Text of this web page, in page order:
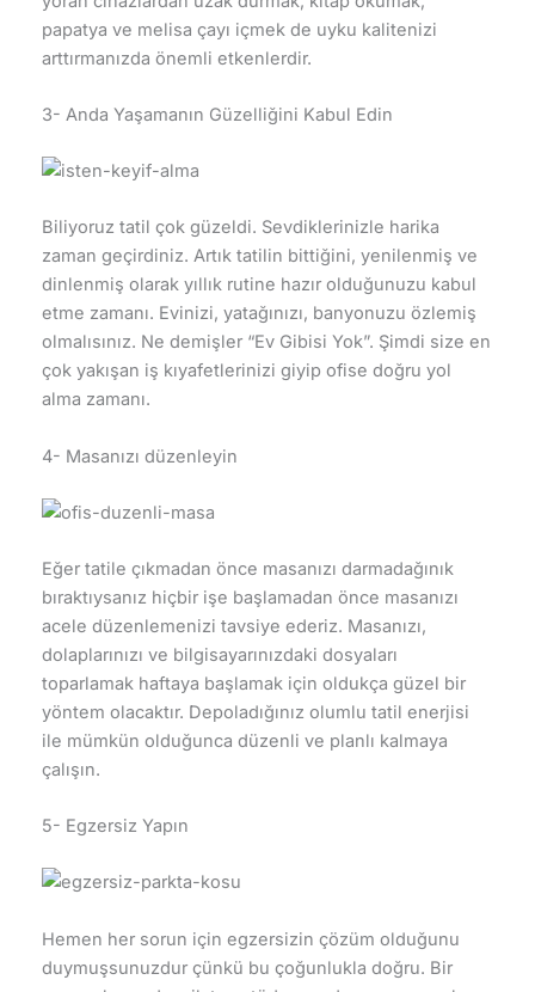
papatya ve melisa çayı içmek de uyku kalitenizi
arttırmanızda önemli etkenlerdir.
3- Anda Yaşamanın Güzelliğini Kabul Edin
Biliyoruz tatil çok güzeldi. Sevdiklerinizle harika
zaman geçirdiniz. Artık tatilin bittiğini, yenilenmiş ve
dinlenmiş olarak yıllık rutine hazır olduğunuzu kabul
etme zamanı. Evinizi, yatağınızı, banyonuzu özlemiş
olmalısınız. Ne demişler “Ev Gibisi Yok”. Şimdi size en
çok yakışan iş kıyafetlerinizi giyip ofise doğru yol
alma zamanı.
4- Masanızı düzenleyin
Eğer tatile çıkmadan önce masanızı darmadağınık
bıraktıysanız hiçbir işe başlamadan önce masanızı
acele düzenlemenizi tavsiye ederiz. Masanızı,
dolaplarınızı ve bilgisayarınızdaki dosyaları
toparlamak haftaya başlamak için oldukça güzel bir
yöntem olacaktır. Depoladığınız olumlu tatil enerjisi
ile mümkün olduğunca düzenli ve planlı kalmaya
çalışın.
5- Egzersiz Yapın
Hemen her sorun için egzersizin çözüm olduğunu
duymuşsunuzdur çünkü bu çoğunlukla doğru. Bir